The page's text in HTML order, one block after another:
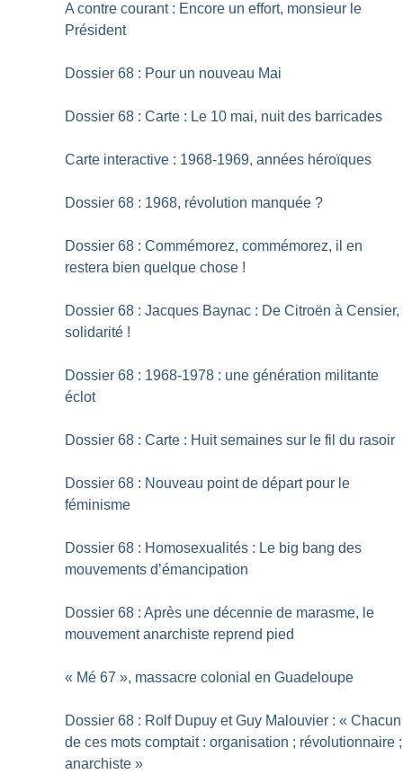
A contre courant : Encore un effort, monsieur le
Président
Dossier 68 : Pour un nouveau Mai
Dossier 68 : Carte : Le 10 mai, nuit des barricades
Carte interactive : 1968-1969, années héroïques
Dossier 68 : 1968, révolution manquée ?
Dossier 68 : Commémorez, commémorez, il en
restera bien quelque chose !
Dossier 68 : Jacques Baynac : De Citroën à Censier,
solidarité !
Dossier 68 : 1968-1978 : une génération militante
éclot
Dossier 68 : Carte : Huit semaines sur le fil du rasoir
Dossier 68 : Nouveau point de départ pour le
féminisme
Dossier 68 : Homosexualités : Le big bang des
mouvements d’émancipation
Dossier 68 : Après une décennie de marasme, le
mouvement anarchiste reprend pied
« Mé 67 », massacre colonial en Guadeloupe
Dossier 68 : Rolf Dupuy et Guy Malouvier : « Chacun
de ces mots comptait : organisation ; révolutionnaire ;
anarchiste »